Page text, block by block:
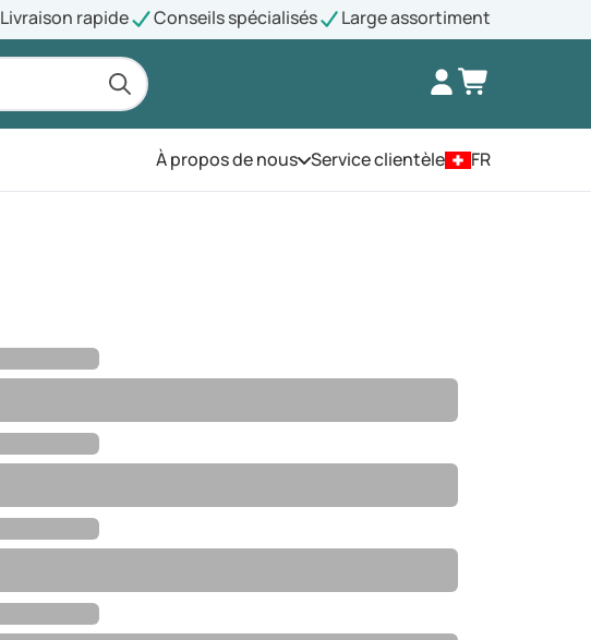
Livraison rapide Conseils spécialisés Large assortiment
À propos de nousOuvrez le menu
Service clientèle FR